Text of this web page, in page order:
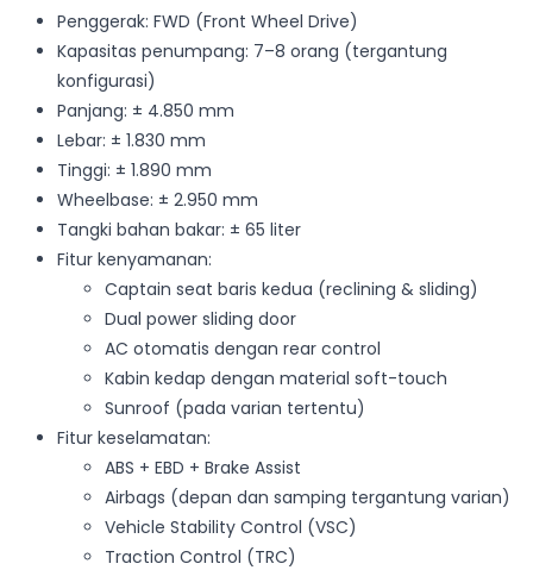
Penggerak: FWD (Front Wheel Drive)
Kapasitas penumpang: 7–8 orang (tergantung
konfigurasi)
Panjang: ± 4.850 mm
Lebar: ± 1.830 mm
Tinggi: ± 1.890 mm
Wheelbase: ± 2.950 mm
Tangki bahan bakar: ± 65 liter
Fitur kenyamanan:
Captain seat baris kedua (reclining & sliding)
Dual power sliding door
AC otomatis dengan rear control
Kabin kedap dengan material soft-touch
Sunroof (pada varian tertentu)
Fitur keselamatan:
ABS + EBD + Brake Assist
Airbags (depan dan samping tergantung varian)
Vehicle Stability Control (VSC)
Traction Control (TRC)